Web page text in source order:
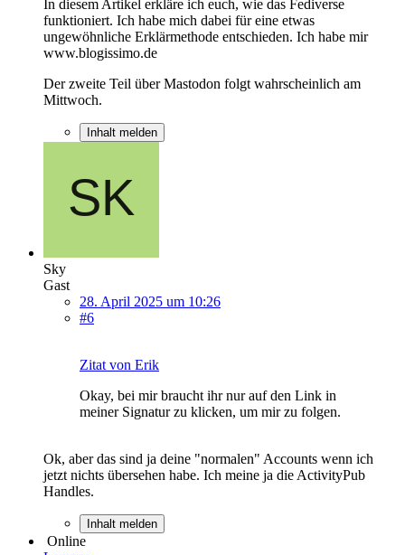
In diesem Artikel erkläre ich euch, wie das Fediverse
funktioniert. Ich habe mich dabei für eine etwas
ungewöhnliche Erklärmethode entschieden. Ich habe mir
www.blogissimo.de
Der zweite Teil über Mastodon folgt wahrscheinlich am
Mittwoch.
Inhalt melden
Sky
Gast
28. April 2025 um 10:26
#6
Zitat von Erik
Okay, bei mir braucht ihr nur auf den Link in
meiner Signatur zu klicken, um mir zu folgen.
Ok, aber das sind ja deine "normalen" Accounts wenn ich
jetzt nichts übersehen habe. Ich meine ja die ActivityPub
Handles.
Inhalt melden
Online